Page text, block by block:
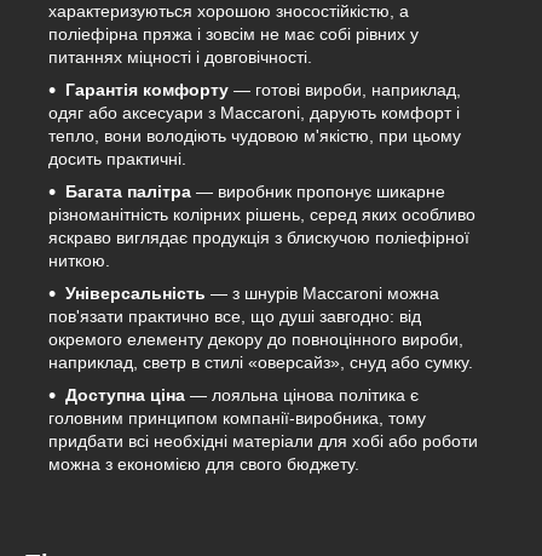
характеризуються хорошою зносостійкістю, а
поліефірна пряжа і зовсім не має собі рівних у
питаннях міцності і довговічності.
Гарантія комфорту — готові вироби, наприклад,
одяг або аксесуари з Maccaroni, дарують комфорт і
тепло, вони володіють чудовою м'якістю, при цьому
досить практичні.
Багата палітра — виробник пропонує шикарне
різноманітність колірних рішень, серед яких особливо
яскраво виглядає продукція з блискучою поліефірної
ниткою.
Універсальність — з шнурів Maccaroni можна
пов'язати практично все, що душі завгодно: від
окремого елементу декору до повноцінного вироби,
наприклад, светр в стилі «оверсайз», снуд або сумку.
Доступна ціна — лояльна цінова політика є
головним принципом компанії-виробника, тому
придбати всі необхідні матеріали для хобі або роботи
можна з економією для свого бюджету.